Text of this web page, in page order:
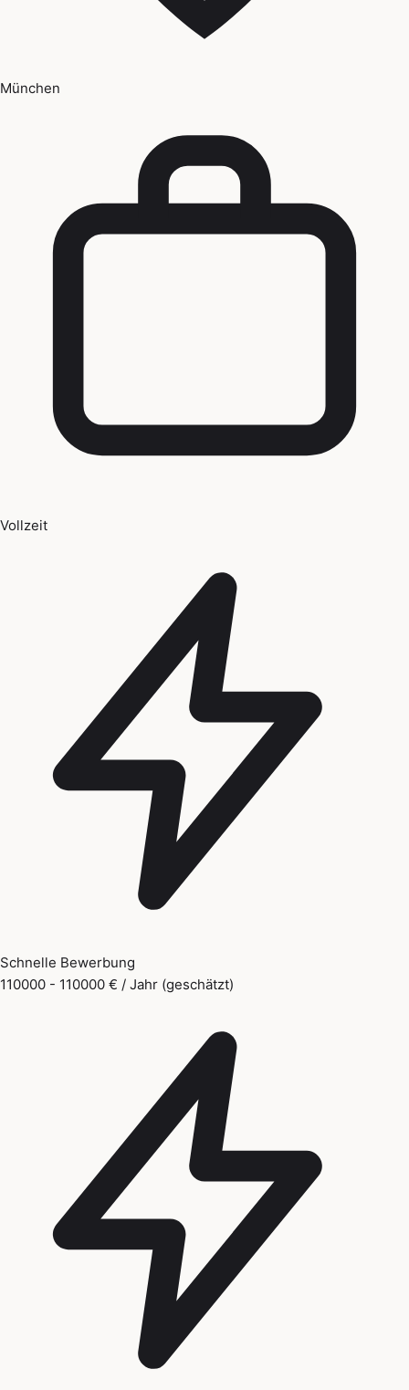
München
Vollzeit
Schnelle Bewerbung
110000 - 110000 € / Jahr (geschätzt)